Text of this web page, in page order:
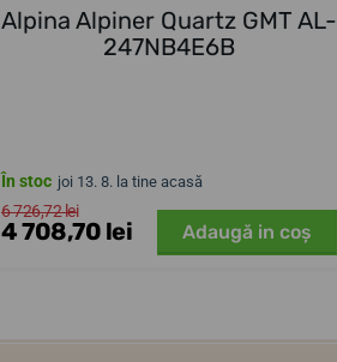
Alpina Alpiner Quartz GMT AL-
247NB4E6B
În stoc joi 13. 8. la tine acasă
6 726,72 lei
4 708,70 lei Adaugă in coş